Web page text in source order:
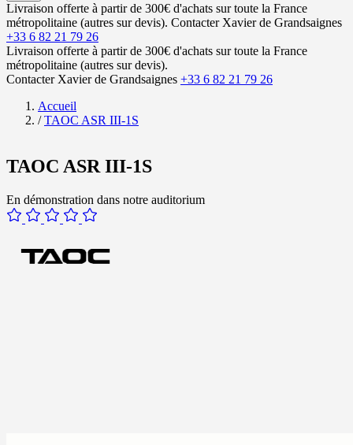
Livraison offerte à partir de 300€ d'achats sur toute la France
métropolitaine (autres sur devis). Contacter Xavier de Grandsaignes
+33 6 82 21 79 26
Livraison offerte à partir de 300€ d'achats sur toute la France
métropolitaine (autres sur devis).
Contacter Xavier de Grandsaignes +33 6 82 21 79 26
Accueil
/ TAOC ASR III-1S
TAOC ASR III-1S
En démonstration dans notre auditorium